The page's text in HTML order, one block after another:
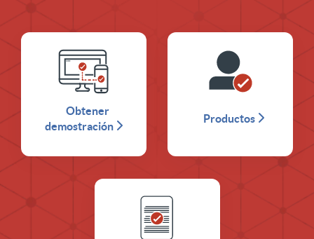
Obtener
demostración
Productos